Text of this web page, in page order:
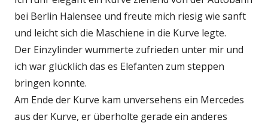
bei Berlin Halensee und freute mich riesig wie sanft
und leicht sich die Maschiene in die Kurve legte.
Der Einzylinder wummerte zufrieden unter mir und
ich war glücklich das es Elefanten zum steppen
bringen konnte.
Am Ende der Kurve kam unversehens ein Mercedes
aus der Kurve, er überholte gerade ein anderes